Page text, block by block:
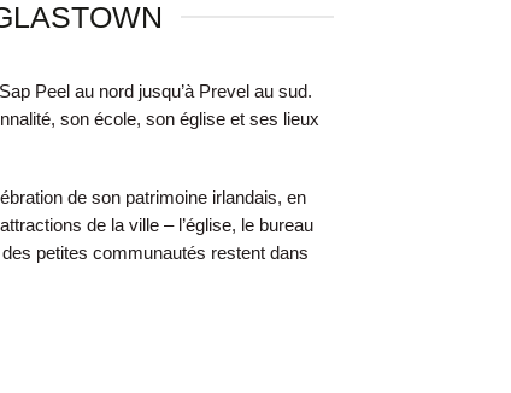
Peel au nord jusqu’à Prevel au sud.
son école, son église et ses lieux
de son patrimoine irlandais, en
de la ville – l’église, le bureau
petites communautés restent dans